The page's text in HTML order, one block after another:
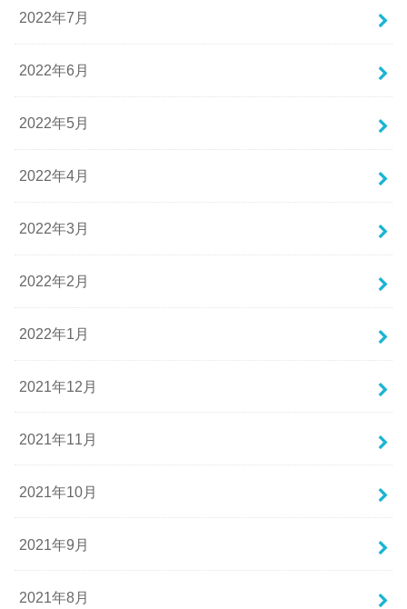
2022年7月
2022年6月
2022年5月
2022年4月
2022年3月
2022年2月
2022年1月
2021年12月
2021年11月
2021年10月
2021年9月
2021年8月